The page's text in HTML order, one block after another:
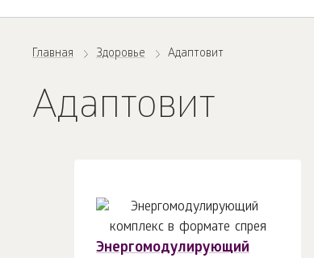
Главная Здоровье Адаптовит
Адаптовит
Энергомодулирующий